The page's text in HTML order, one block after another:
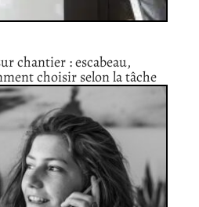
chantier : escabeau,
choisir selon la tâche